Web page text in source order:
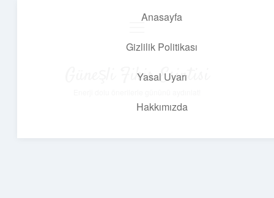
Anasayfa
Gizlilik Politikası
Yasal Uyarı
Hakkımızda
Güneşli Fikir Esintisi